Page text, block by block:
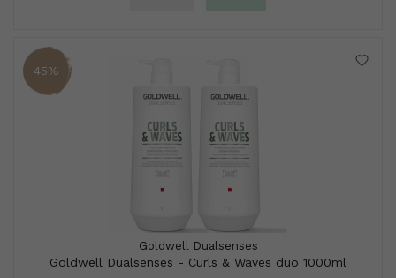
45%
Goldwell Dualsenses
Goldwell Dualsenses - Curls & Waves duo 1000ml